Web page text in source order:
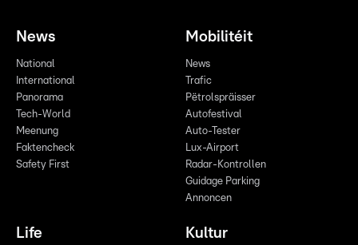
News
National
International
Panorama
Tech-World
Meenung
Faktencheck
Safety First
Mobilitéit
News
Trafic
Pëtrolspräisser
Autofestival
Auto-Tester
Lux-Airport
Radar-Kontrollen
Guidage Parking
Annoncen
Life Kultur